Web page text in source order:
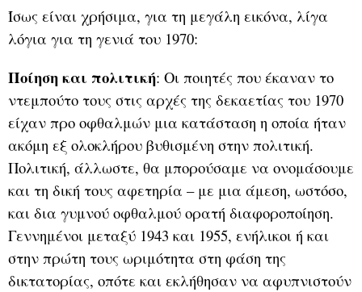
Ίσως είναι χρήσιμα, για τη μεγάλη εικόνα, λίγα
λόγια για τη γενιά του 1970:
Ποίηση και πολιτική: Οι ποιητές που έκαναν το
ντεμπούτο τους στις αρχές της δεκαετίας του 1970
είχαν προ οφθαλμών μια κατάσταση η οποία ήταν
ακόμη εξ ολοκλήρου βυθισμένη στην πολιτική.
Πολιτική, άλλωστε, θα μπορούσαμε να ονομάσουμε
και τη δική τους αφετηρία – με μια άμεση, ωστόσο,
και δια γυμνού οφθαλμού ορατή διαφοροποίηση.
Γεννημένοι μεταξύ 1943 και 1955, ενήλικοι ή και
στην πρώτη τους ωριμότητα στη φάση της
δικτατορίας, οπότε και εκλήθησαν να αφυπνιστούν